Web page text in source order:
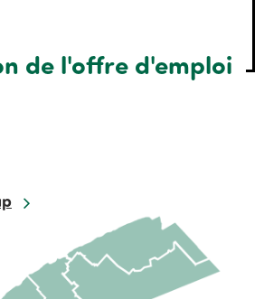
de l'offre d'emploi